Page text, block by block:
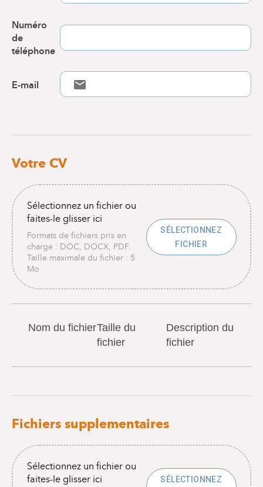
Numéro
de
téléphone
E-mail
Votre CV
Nom du fichierTaille du
fichier
Description du
fichier
Sélectionnez un fichier ou
faites-le glisser ici
Formats de fichiers pris en
charge : DOC, DOCX, PDF.
Taille maximale du fichier : 5
Mo
SÉLECTIONNEZ
FICHIER
Fichiers supplementaires
Sélectionnez un fichier ou
faites-le glisser ici
SÉLECTIONNEZ